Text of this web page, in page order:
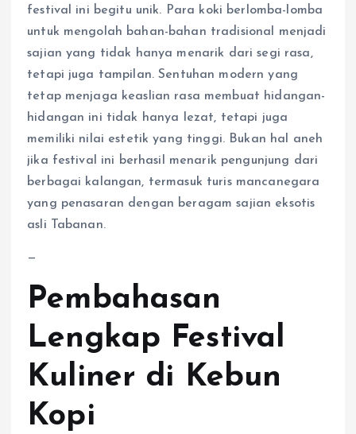
festival ini begitu unik. Para koki berlomba-lomba
untuk mengolah bahan-bahan tradisional menjadi
sajian yang tidak hanya menarik dari segi rasa,
tetapi juga tampilan. Sentuhan modern yang
tetap menjaga keaslian rasa membuat hidangan-
hidangan ini tidak hanya lezat, tetapi juga
memiliki nilai estetik yang tinggi. Bukan hal aneh
jika festival ini berhasil menarik pengunjung dari
berbagai kalangan, termasuk turis mancanegara
yang penasaran dengan beragam sajian eksotis
asli Tabanan.
—
Pembahasan
Lengkap Festival
Kuliner di Kebun
Kopi